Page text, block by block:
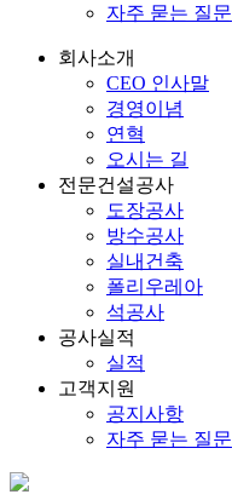
자주 묻는 질문
회사소개
CEO 인사말
경영이념
연혁
오시는 길
전문건설공사
도장공사
방수공사
실내건축
폴리우레아
석공사
공사실적
실적
고객지원
공지사항
자주 묻는 질문